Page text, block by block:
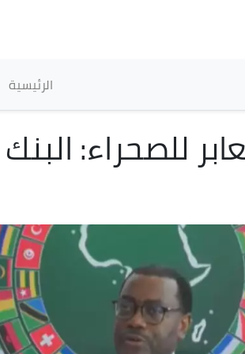
الرئيسية
للصحراء: